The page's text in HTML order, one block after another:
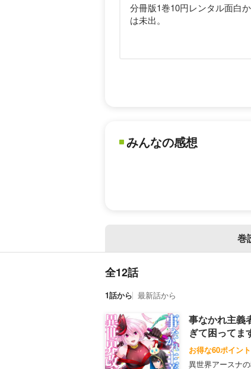
分冊版1巻10円レンタル面白
は未出。
みんなの感想
巻
全12話
1話から 最新話から
事なかれ主義
ぎて困ってま
お得な60ポイン
異世界アースナ